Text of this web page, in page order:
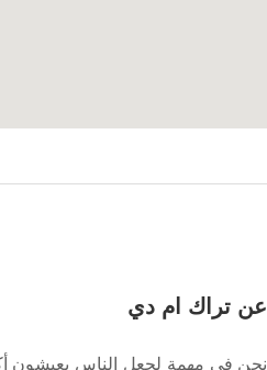
عن تراك ام دي
نحن في مهمة لجعل الناس يعيشون